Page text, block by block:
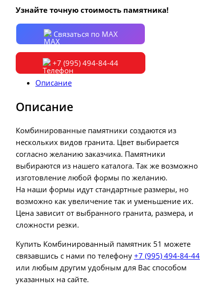
Узнайте точную стоимость памятника!
Связаться по MAX
+7 (995) 494-84-44
Описание
Описание
Комбинированные памятники создаются из
нескольких видов гранита. Цвет выбирается
согласно желанию заказчика. Памятники
выбираются из нашего каталога. Так же возможно
изготовление любой формы по желанию.
На наши формы идут стандартные размеры, но
возможно как увеличение так и уменьшение их.
Цена зависит от выбранного гранита, размера, и
сложности резки.
Купить Комбинированный памятник 51 можете
связавшись с нами по телефону +7 (995) 494-84-44
или любым другим удобным для Вас способом
указанных на сайте.